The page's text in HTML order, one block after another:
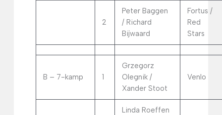
2
Peter Baggen
/ Richard
Bijwaard
Fortus /
Red
Stars
B – 7-kamp 1
Grzegorz
Olegnik /
Xander Stoot
Venlo
Linda Roeffen